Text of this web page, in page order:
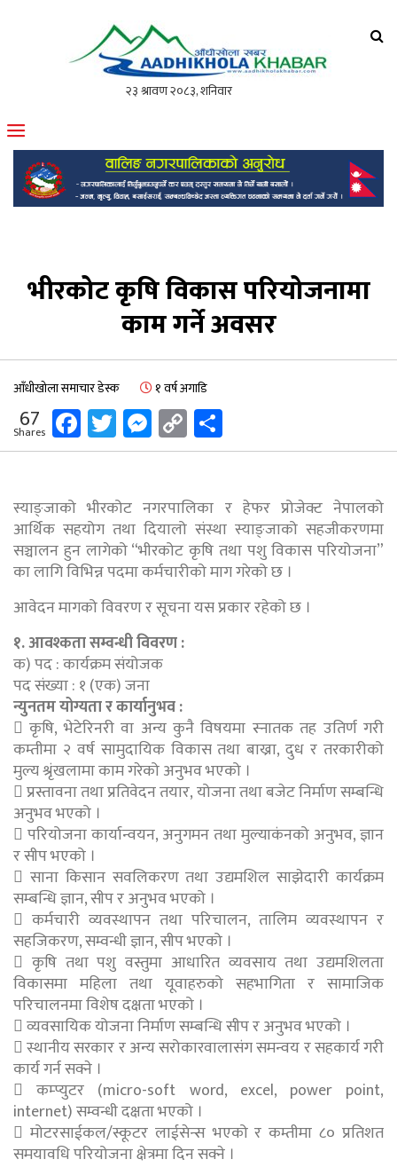
मोफसलकै लोकप्रिय अनलाइन पत्रिका
भीरकोट कृषि विकास परियोजनामा
काम गर्ने अवसर
आँधीखोला समाचार डेस्क १ वर्ष अगाडि
67
Shares Facebook
Twitter
Messenger
Copy
Link
स्याङ्जाको भीरकोट नगरपालिका र हेफर प्रोजेक्ट नेपालको
आर्थिक सहयोग तथा दियालो संस्था स्याङ्जाको सहजीकरणमा
सञ्चालन हुन लागेको “भीरकोट कृषि तथा पशु विकास परियोजना”
का लागि विभिन्न पदमा कर्मचारीको माग गरेको छ ।
आवेदन मागको विवरण र सूचना यस प्रकार रहेको छ ।
१. आवश्कता सम्वन्धी विवरण :
क) पद : कार्यक्रम संयोजक
पद संख्या : १ (एक) जना
न्युनतम योग्यता र कार्यानुभव :
 कृषि, भेटेरिनरी वा अन्य कुनै विषयमा स्नातक तह उतिर्ण गरी
कम्तीमा २ वर्ष सामुदायिक विकास तथा बाख्रा, दुध र तरकारीको
मुल्य श्रृंखलामा काम गरेको अनुभव भएको ।
 प्रस्तावना तथा प्रतिवेदन तयार, योजना तथा बजेट निर्माण सम्बन्धि
अनुभव भएको ।
 परियोजना कार्यान्वयन, अनुगमन तथा मुल्याकंनको अनुभव, ज्ञान
र सीप भएको ।
 साना किसान सवलिकरण तथा उद्यमशिल साझेदारी कार्यक्रम
सम्बन्धि ज्ञान, सीप र अनुभव भएको ।
 कर्मचारी व्यवस्थापन तथा परिचालन, तालिम व्यवस्थापन र
सहजिकरण, सम्वन्धी ज्ञान, सीप भएको ।
 कृषि तथा पशु वस्तुमा आधारित व्यवसाय तथा उद्यमशिलता
विकासमा महिला तथा यूवाहरुको सहभागिता र सामाजिक
परिचालनमा विशेष दक्षता भएको ।
 व्यवसायिक योजना निर्माण सम्बन्धि सीप र अनुभव भएको ।
 स्थानीय सरकार र अन्य सरोकारवालासंग समन्वय र सहकार्य गरी
कार्य गर्न सक्ने ।
 कम्प्युटर (micro-soft word, excel, power point,
internet) सम्वन्धी दक्षता भएको ।
 मोटरसाईकल/स्कूटर लाईसेन्स भएको र कम्तीमा ८० प्रतिशत
समयावधि परियोजना क्षेत्रमा दिन सक्ने ।